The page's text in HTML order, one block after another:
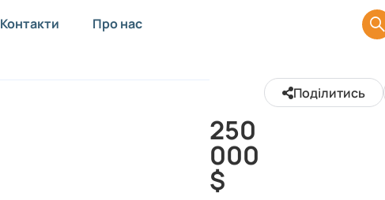
Контакти Про нас
250
000
$
Поділитись